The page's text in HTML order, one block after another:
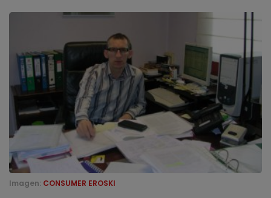
Imagen: CONSUMER EROSKI